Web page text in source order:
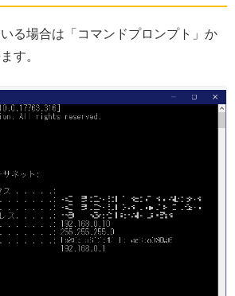
る場合は「コマンドプロンプト」か
す。